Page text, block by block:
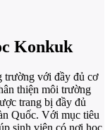
Konkuk
trường với đầy đủ cơ
thiện môi trường
trang bị đầy đủ
Quốc. Với mục tiêu